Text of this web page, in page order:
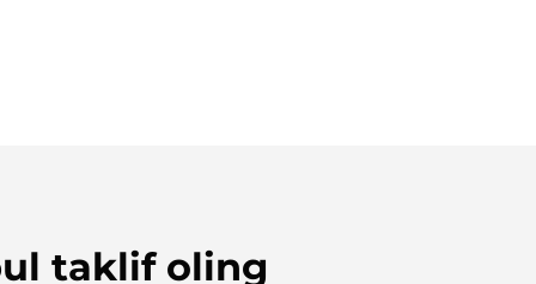
taklif oling